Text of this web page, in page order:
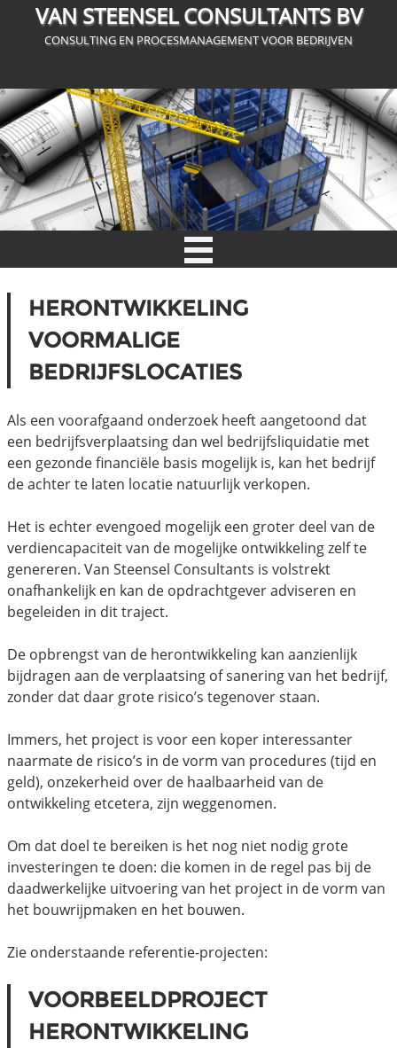
HERONTWIKKELING
VOORMALIGE
BEDRIJFSLOCATIES
Als een voorafgaand onderzoek heeft aangetoond dat
een bedrijfsverplaatsing dan wel bedrijfsliquidatie met
een gezonde financiële basis mogelijk is, kan het bedrijf
de achter te laten locatie natuurlijk verkopen.
Het is echter evengoed mogelijk een groter deel van de
verdiencapaciteit van de mogelijke ontwikkeling zelf te
genereren. Van Steensel Consultants is volstrekt
onafhankelijk en kan de opdrachtgever adviseren en
begeleiden in dit traject.
De opbrengst van de herontwikkeling kan aanzienlijk
bijdragen aan de verplaatsing of sanering van het bedrijf,
zonder dat daar grote risico’s tegenover staan.
Immers, het project is voor een koper interessanter
naarmate de risico’s in de vorm van procedures (tijd en
geld), onzekerheid over de haalbaarheid van de
ontwikkeling etcetera, zijn weggenomen.
Om dat doel te bereiken is het nog niet nodig grote
investeringen te doen: die komen in de regel pas bij de
daadwerkelijke uitvoering van het project in de vorm van
het bouwrijpmaken en het bouwen.
Zie onderstaande referentie-projecten:
VOORBEELDPROJECT
HERONTWIKKELING
VAN STEENSEL CONSULTANTS BV
CONSULTING EN PROCESMANAGEMENT VOOR BEDRIJVEN